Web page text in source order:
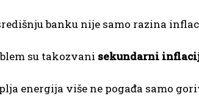
banku nije samo razina
su takozvani sekundarni
energija više ne pogađa samo